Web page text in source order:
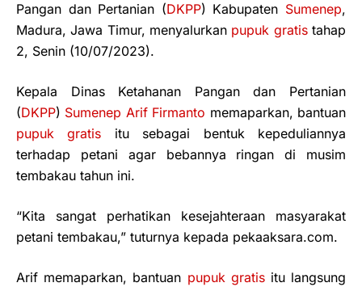
Pangan dan Pertanian (DKPP) Kabupaten Sumenep,
Madura, Jawa Timur, menyalurkan pupuk gratistahap
2, Senin (10/07/2023).
Kepala Dinas Ketahanan Pangan dan Pertanian
(DKPP) Sumenep Arif Firmanto memaparkan, bantuan
pupuk gratis itu sebagai bentuk kepeduliannya
terhadap petani agar bebannya ringan di musim
tembakau tahun ini.
“Kita sangat perhatikan kesejahteraan masyarakat
petani tembakau,” tuturnya kepada pekaaksara.com.
Arif memaparkan, bantuan pupuk gratisitu langsung